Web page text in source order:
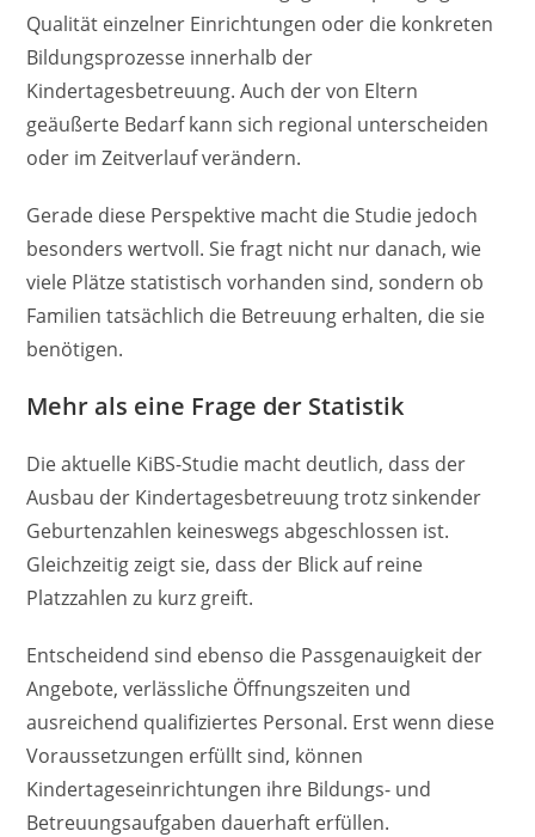
Qualität einzelner Einrichtungen oder die konkreten
Bildungsprozesse innerhalb der
Kindertagesbetreuung. Auch der von Eltern
geäußerte Bedarf kann sich regional unterscheiden
oder im Zeitverlauf verändern.
Gerade diese Perspektive macht die Studie jedoch
besonders wertvoll. Sie fragt nicht nur danach, wie
viele Plätze statistisch vorhanden sind, sondern ob
Familien tatsächlich die Betreuung erhalten, die sie
benötigen.
Mehr als eine Frage der Statistik
Die aktuelle KiBS-Studie macht deutlich, dass der
Ausbau der Kindertagesbetreuung trotz sinkender
Geburtenzahlen keineswegs abgeschlossen ist.
Gleichzeitig zeigt sie, dass der Blick auf reine
Platzzahlen zu kurz greift.
Entscheidend sind ebenso die Passgenauigkeit der
Angebote, verlässliche Öffnungszeiten und
ausreichend qualifiziertes Personal. Erst wenn diese
Voraussetzungen erfüllt sind, können
Kindertageseinrichtungen ihre Bildungs- und
Betreuungsaufgaben dauerhaft erfüllen.